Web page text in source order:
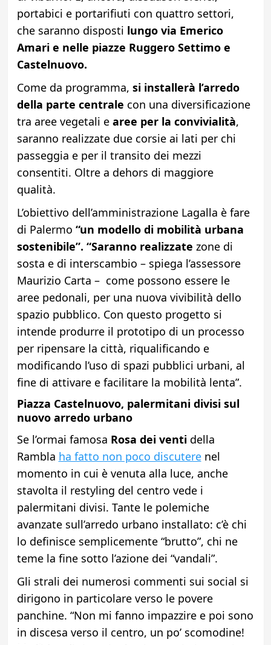
portabici e portarifiuti con quattro settori,
che saranno disposti lungo via Emerico
Amari e nelle piazze Ruggero Settimo e
Castelnuovo.
Come da programma, si installerà l’arredo
della parte centrale con una diversificazione
tra aree vegetali e aree per la convivialità,
saranno realizzate due corsie ai lati per chi
passeggia e per il transito dei mezzi
consentiti. Oltre a dehors di maggiore
qualità.
L’obiettivo dell’amministrazione Lagalla è fare
di Palermo “un modello di mobilità urbana
sostenibile”. “Saranno realizzate zone di
sosta e di interscambio – spiega l’assessore
Maurizio Carta – come possono essere le
aree pedonali, per una nuova vivibilità dello
spazio pubblico. Con questo progetto si
intende produrre il prototipo di un processo
per ripensare la città, riqualificando e
modificando l’uso di spazi pubblici urbani, al
fine di attivare e facilitare la mobilità lenta”.
Piazza Castelnuovo, palermitani divisi sul
nuovo arredo urbano
Se l’ormai famosa Rosa dei ventidella
Rambla ha fatto non poco discuterenel
momento in cui è venuta alla luce, anche
stavolta il restyling del centro vede i
palermitani divisi. Tante le polemiche
avanzate sull’arredo urbano installato: c’è chi
lo definisce semplicemente “brutto”, chi ne
teme la fine sotto l’azione dei “vandali”.
Gli strali dei numerosi commenti sui social si
dirigono in particolare verso le povere
panchine. “Non mi fanno impazzire e poi sono
in discesa verso il centro, un po’ scomodine!